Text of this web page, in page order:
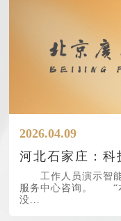
2026.04.09
工作人员演示智
服务中心咨询。 “本
没...